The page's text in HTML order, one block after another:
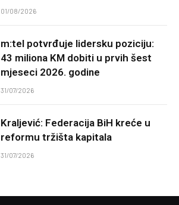
01/08/2026
m:tel potvrđuje lidersku poziciju:
43 miliona KM dobiti u prvih šest
mjeseci 2026. godine
31/07/2026
Kraljević: Federacija BiH kreće u
reformu tržišta kapitala
31/07/2026